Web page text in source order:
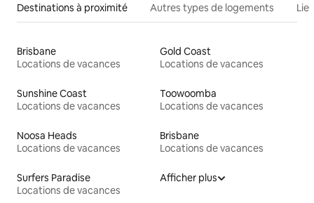
Destinations à proximité Autres types de logements
Brisbane
Locations de vacances
Gold Coast
Locations de vacances
Sunshine Coast
Locations de vacances
Toowoomba
Locations de vacances
Noosa Heads
Locations de vacances
Brisbane
Locations de vacances
Surfers Paradise
Locations de vacances
Afficher plus